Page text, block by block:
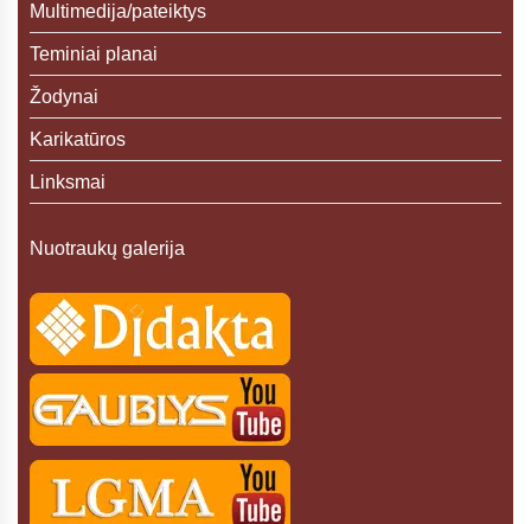
Multimedija/pateiktys
Teminiai planai
Žodynai
Karikatūros
Linksmai
Nuotraukų galerija